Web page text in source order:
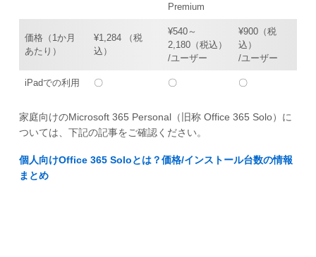
Premium
価格（1か月
あたり）
¥1,284 （税
込）
¥540～
2,180（税込）
/ユーザー
¥900（税
込）
/ユーザー
iPadでの利用 〇 〇 〇
家庭向けのMicrosoft 365 Personal（旧称 Office 365 Solo）に
ついては、下記の記事をご確認ください。
個人向けOffice 365 Soloとは？価格/インストール台数の情報
まとめ